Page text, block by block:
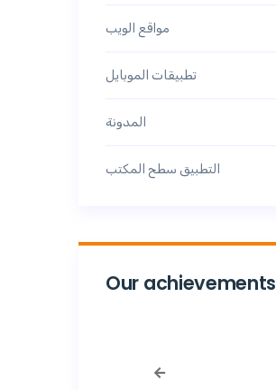
مواقع الويب
تطبيقات الموبايل
المدونة
التطبيق سطح المكتب
Our achievements